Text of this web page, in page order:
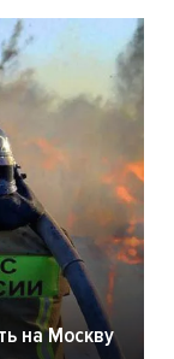
на Москву